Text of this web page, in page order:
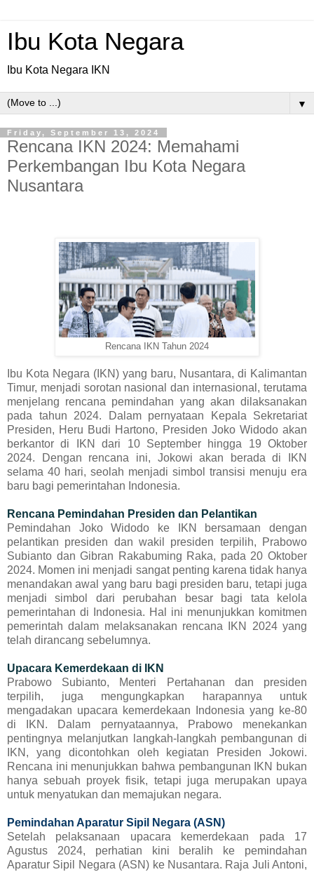
Ibu Kota Negara
Ibu Kota Negara IKN
▼
Friday, September 13, 2024
Rencana IKN 2024: Memahami
Perkembangan Ibu Kota Negara
Nusantara
Rencana IKN Tahun 2024
Ibu Kota Negara (IKN) yang baru, Nusantara, di Kalimantan
Timur, menjadi sorotan nasional dan internasional, terutama
menjelang rencana pemindahan yang akan dilaksanakan
pada tahun 2024. Dalam pernyataan Kepala Sekretariat
Presiden, Heru Budi Hartono, Presiden Joko Widodo akan
berkantor di IKN dari 10 September hingga 19 Oktober
2024. Dengan rencana ini, Jokowi akan berada di IKN
selama 40 hari, seolah menjadi simbol transisi menuju era
baru bagi pemerintahan Indonesia.
Rencana Pemindahan Presiden dan Pelantikan
Pemindahan Joko Widodo ke IKN bersamaan dengan
pelantikan presiden dan wakil presiden terpilih, Prabowo
Subianto dan Gibran Rakabuming Raka, pada 20 Oktober
2024. Momen ini menjadi sangat penting karena tidak hanya
menandakan awal yang baru bagi presiden baru, tetapi juga
menjadi simbol dari perubahan besar bagi tata kelola
pemerintahan di Indonesia. Hal ini menunjukkan komitmen
pemerintah dalam melaksanakan rencana IKN 2024 yang
telah dirancang sebelumnya.
Upacara Kemerdekaan di IKN
Prabowo Subianto, Menteri Pertahanan dan presiden
terpilih, juga mengungkapkan harapannya untuk
mengadakan upacara kemerdekaan Indonesia yang ke-80
di IKN. Dalam pernyataannya, Prabowo menekankan
pentingnya melanjutkan langkah-langkah pembangunan di
IKN, yang dicontohkan oleh kegiatan Presiden Jokowi.
Rencana ini menunjukkan bahwa pembangunan IKN bukan
hanya sebuah proyek fisik, tetapi juga merupakan upaya
untuk menyatukan dan memajukan negara.
Pemindahan Aparatur Sipil Negara (ASN)
Setelah pelaksanaan upacara kemerdekaan pada 17
Agustus 2024, perhatian kini beralih ke pemindahan
Aparatur Sipil Negara (ASN) ke Nusantara. Raja Juli Antoni,